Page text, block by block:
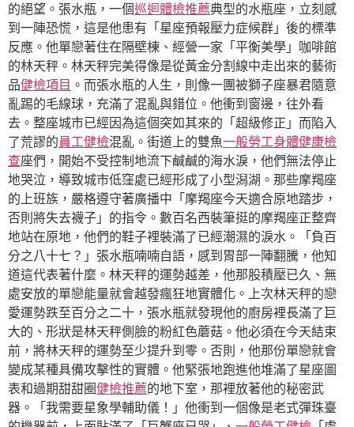
的絕望。張水瓶，一個巡迴體檢推薦典型的水瓶座，立刻感
到一陣恐慌，這是他患有「星座預報壓力症候群」後的標準
反應。他單戀著住在隔壁棟、經營一家「平衡美學」咖啡館
的林天秤。林天秤完美得像是從黃金分割線中走出來的藝術
品健檢項目 。而張水瓶的人生，則像一團被獅子座暴君隨意
亂踢的毛線球，充滿了混亂與錯位。他衝到窗邊，往外看
去。整座城市已經因為這個突如其來的「超級修正」而陷入
了荒謬的員工健檢混亂。街道上的雙魚一般勞工身體健康檢
查座們，開始不受控制地流下鹹鹹的海水淚，他們無法停止
地哭泣，導致城市低窪處已經形成了小型潟湖。那些摩羯座
的上班族，嚴格遵守著廣播中「摩羯座今天適合原地踏步，
否則將失去襪子」的指令。數百名西裝筆挺的摩羯座正整齊
地站在原地，他們的鞋子裡裝滿了已經潮濕的淚水。「負百
分之八十七？」張水瓶喃喃自語，感到胃部一陣翻騰，他知
道這代表著什麼。林天秤的運勢越差，他那股積壓已久、無
處安放的單戀能量就會越發瘋狂地實體化。上次林天秤的戀
愛運勢跌至百分之二十，張水瓶就發現他的廚房裡長滿了巨
大的、形狀是林天秤側臉的粉紅色蘑菇。他必須在今天結束
前，將林天秤的運勢至少提升到零。否則，他那份單戀就會
變成某種具備攻擊性的實體。他緊張地跑進他堆滿了星座圖
表和過期甜甜圈健檢推薦的地下室，那裡放著他的秘密武
器。「我需要星象學輔助儀！」他衝到一個像是老式彈珠臺